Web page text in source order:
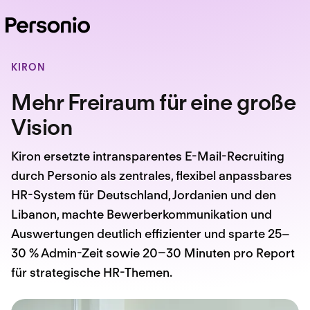
KIRON
Mehr Freiraum für eine große
Vision
Kiron ersetzte intransparentes E-Mail-Recruiting
durch Personio als zentrales, flexibel anpassbares
HR-System für Deutschland, Jordanien und den
Libanon, machte Bewerberkommunikation und
Auswertungen deutlich effizienter und sparte 25–
30 % Admin-Zeit sowie 20–30 Minuten pro Report
für strategische HR-Themen.